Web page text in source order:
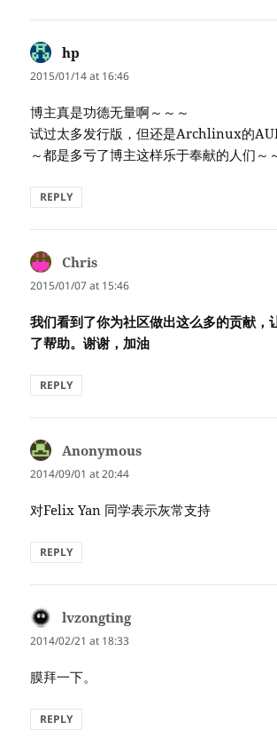
hp
2015/01/14 at 16:46
博主真是功德无量啊～～～
试过太多发行版，但还是Archlinux的
～都是多亏了博主这样乐于奉献的人们～
REPLY
Chris
2015/01/07 at 15:46
我们看到了你为社区做出这么多的贡献，
了帮助。谢谢，加油
REPLY
Anonymous
2014/09/01 at 20:44
对Felix Yan 同学表示灰常支持
REPLY
lvzongtingsays:
2014/02/21 at 18:33
膜拜一下。
REPLY